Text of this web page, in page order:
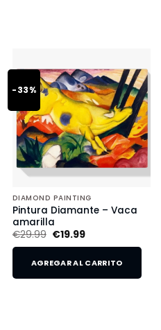
-33%
DIAMOND PAINTING
Pintura Diamante – Vaca
amarilla
€29.99 €19.99
AGREGAR AL CARRITO